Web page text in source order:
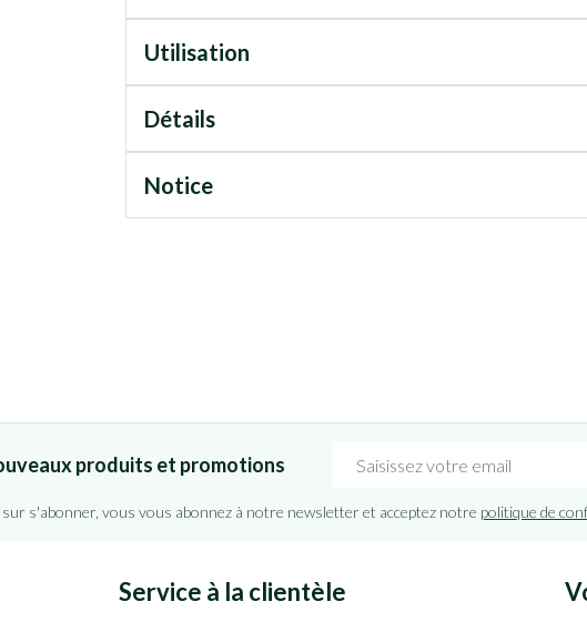
Utilisation
Détails
Notice
produits et promotions
sur s'abonner, vous vous abonnez à notre newsletter et acceptez notre politique de
Service à la clientèle